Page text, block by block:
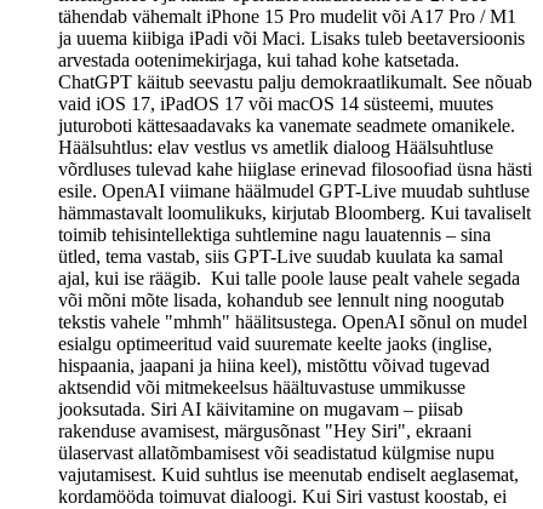
tähendab vähemalt iPhone 15 Pro mudelit või A17 Pro / M1
ja uuema kiibiga iPadi või Maci. Lisaks tuleb beetaversioonis
arvestada ootenimekirjaga, kui tahad kohe katsetada.
ChatGPT käitub seevastu palju demokraatlikumalt. See nõuab
vaid iOS 17, iPadOS 17 või macOS 14 süsteemi, muutes
juturoboti kättesaadavaks ka vanemate seadmete omanikele.
Häälsuhtlus: elav vestlus vs ametlik dialoog Häälsuhtluse
võrdluses tulevad kahe hiiglase erinevad filosoofiad üsna hästi
esile. OpenAI viimane häälmudel GPT-Live muudab suhtluse
hämmastavalt loomulikuks, kirjutab Bloomberg. Kui tavaliselt
toimib tehisintellektiga suhtlemine nagu lauatennis – sina
ütled, tema vastab, siis GPT-Live suudab kuulata ka samal
ajal, kui ise räägib. Kui talle poole lause pealt vahele segada
või mõni mõte lisada, kohandub see lennult ning noogutab
tekstis vahele "mhmh" häälitsustega. OpenAI sõnul on mudel
esialgu optimeeritud vaid suuremate keelte jaoks (inglise,
hispaania, jaapani ja hiina keel), mistõttu võivad tugevad
aktsendid või mitmekeelsus häältuvastuse ummikusse
jooksutada. Siri AI käivitamine on mugavam – piisab
rakenduse avamisest, märgusõnast "Hey Siri", ekraani
ülaservast allatõmbamisest või seadistatud külgmise nupu
vajutamisest. Kuid suhtlus ise meenutab endiselt aeglasemat,
kordamööda toimuvat dialoogi. Kui Siri vastust koostab, ei